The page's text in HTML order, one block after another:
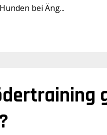
bei Äng...